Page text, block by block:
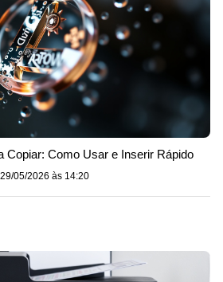
Copiar: Como Usar e Inserir Rápido
29/05/2026 às 14:20